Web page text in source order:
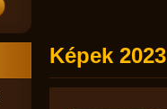
Képek 2023